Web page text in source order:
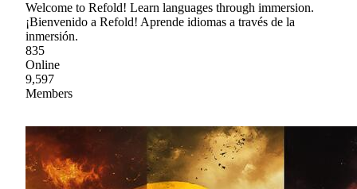
Welcome to Refold! Learn languages through immersion.
¡Bienvenido a Refold! Aprende idiomas a través de la
inmersión.
835
Online
9,597
Members